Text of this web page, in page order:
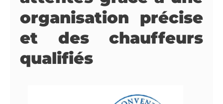
organisation précise
et des chauffeurs
qualifiés